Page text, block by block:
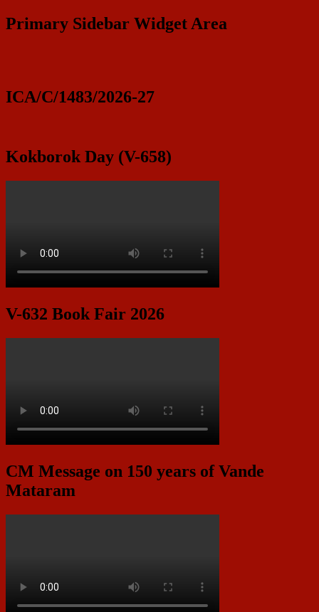
Primary Sidebar Widget Area
ICA/C/1483/2026-27
Kokborok Day (V-658)
V-632 Book Fair 2026
CM Message on 150 years of Vande
Mataram